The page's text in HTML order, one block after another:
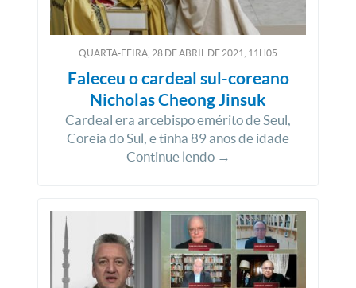
QUARTA-FEIRA, 28 DEABRIL DE 2021, 11H05
Faleceu o cardeal sul-coreano
Nicholas Cheong Jinsuk
Cardeal era arcebispo emérito de Seul,
Coreia do Sul, e tinha 89 anos de idade
Continue lendo →